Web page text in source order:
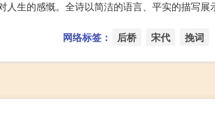
生的感慨。全诗以简洁的语言、平实的描写展
网络标签： 后桥 宋代 挽词